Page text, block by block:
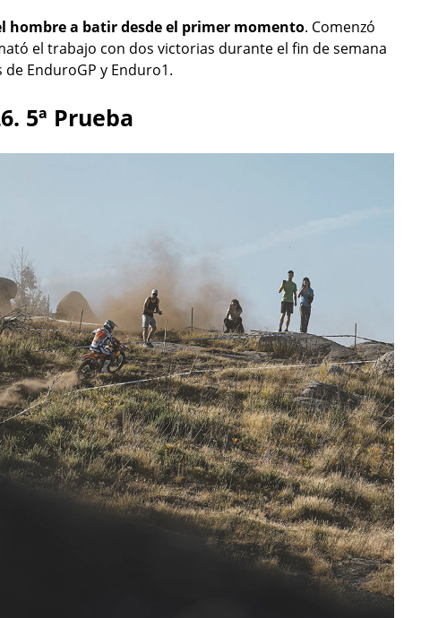
hombre a batir desde el primer momento. Comenzó
el trabajo con dos victorias durante el fin de semana
EnduroGP y Enduro1.
5ª Prueba